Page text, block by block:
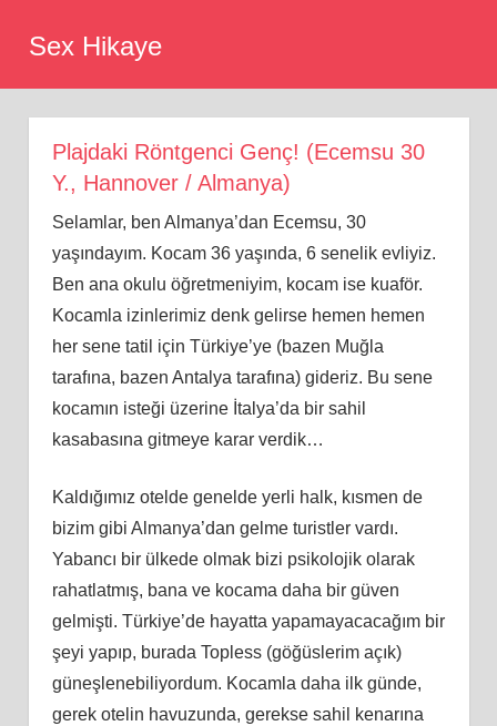
Sex Hikaye
Plajdaki Röntgenci Genç! (Ecemsu 30
Y., Hannover / Almanya)
Selamlar, ben Almanya’dan Ecemsu, 30
yaşındayım. Kocam 36 yaşında, 6 senelik evliyiz.
Ben ana okulu öğretmeniyim, kocam ise kuaför.
Kocamla izinlerimiz denk gelirse hemen hemen
her sene tatil için Türkiye’ye (bazen Muğla
tarafına, bazen Antalya tarafına) gideriz. Bu sene
kocamın isteği üzerine İtalya’da bir sahil
kasabasına gitmeye karar verdik…
Kaldığımız otelde genelde yerli halk, kısmen de
bizim gibi Almanya’dan gelme turistler vardı.
Yabancı bir ülkede olmak bizi psikolojik olarak
rahatlatmış, bana ve kocama daha bir güven
gelmişti. Türkiye’de hayatta yapamayacacağım bir
şeyi yapıp, burada Topless (göğüslerim açık)
güneşlenebiliyordum. Kocamla daha ilk günde,
gerek otelin havuzunda, gerekse sahil kenarına